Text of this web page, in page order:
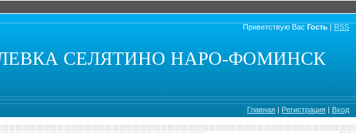
Приветствую Вас Гость | RSS
СЕЛЯТИНО НАРО-ФОМИНСК
Главная | Регистрация | Вход